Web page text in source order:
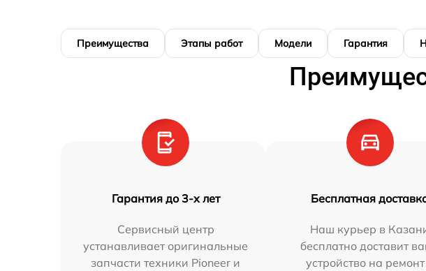
Преимущества Этапы работ Модели Гарантия
Гарантия до 3-х лет
Сервисный центр
устанавливает оригинальные
запчасти техники Pioneer и
Бесплатная
Наш курьер в
бесплатно доставит
устройство на